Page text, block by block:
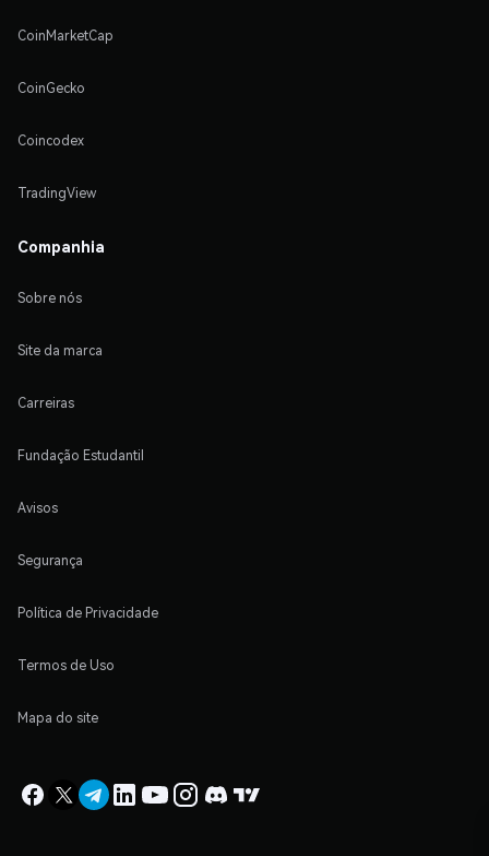
CoinMarketCap
CoinGecko
Coincodex
TradingView
Companhia
Sobre nós
Site da marca
Carreiras
Fundação Estudantil
Avisos
Segurança
Política de Privacidade
Termos de Uso
Mapa do site